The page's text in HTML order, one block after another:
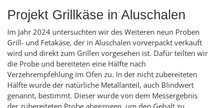
Projekt Grillkäse in Aluschalen
Im Jahr 2024 untersuchten wir des Weiteren neun Proben
Grill- und Fetakäse, der in Aluschalen vorverpackt verkauft
wird und direkt zum Grillen vorgesehen ist. Dafür teilten wir
die Probe und bereiteten eine Hälfte nach
Verzehrempfehlung im Ofen zu. In der nicht zubereiteten
Hälfte wurde der natürliche Metallanteil, auch Blindwert
genannt, bestimmt. Dieser wurde von dem Messergebnis
der zubereiteten Probe abgezogen, um den Gehalt zu